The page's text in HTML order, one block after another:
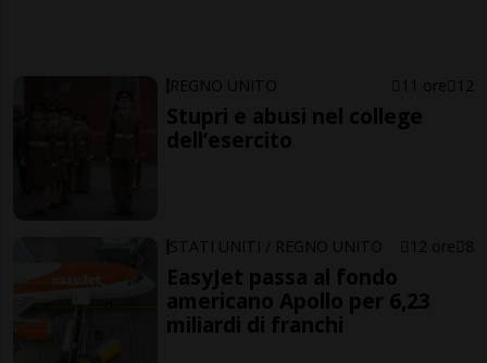
REGNO UNITO 11 ore 12
Stupri e abusi nel college
dell’esercito
STATI UNITI / REGNO UNITO 12 ore 8
EasyJet passa al fondo
americano Apollo per 6,23
miliardi di franchi